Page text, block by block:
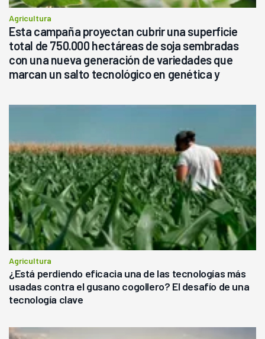
Agricultura
Esta campaña proyectan cubrir una superficie
total de 750.000 hectáreas de soja sembradas
con una nueva generación de variedades que
marcan un salto tecnológico en genética y
Agricultura
¿Está perdiendo eficacia una de las tecnologías más
usadas contra el gusano cogollero? El desafío de una
tecnología clave